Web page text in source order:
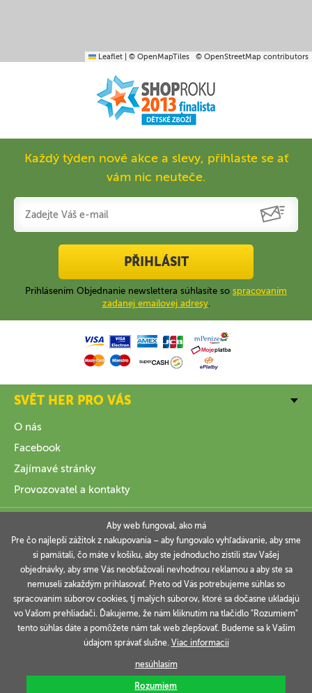
Leaflet © OpenMapTiles © OpenStreetMap contributors
Každý týden nové akce a slevy, přihlaste se ať
vám nic neuteče.
PŘIHLÁSIT
Prihlásením Objednanie newslettera súhlasíte so spracovaním
zadanej emailovej adresy.
SVĚT HER PRO VÁS
O nás
Facebook
Zajímavé stránky
Provozovatel a kontakty
INFORMACE
VAŠE OBJEDNÁVKY
Technicky zajišťujeSimplia.cz.
Aby web fungoval, ako má
Pre čo najlepší zážitok z nakupovania – aby fungovalo vyhľadávanie, aby sme
si pamätali, čo máte v košíku, aby ste jednoducho zistili stav Vašej
objednávky, aby sme Vás neobťažovali nevhodnou reklamou a aby ste sa
nemuseli zakaždým prihlasovať. Preto od Vás potrebujeme súhlas so
spracovaním súborov cookies, tj malých súborov, ktoré sa dočasne ukladajú
vo Vašom prehliadači. Ďakujeme, že nám kliknutím na tlačidlo "Rozumiem"
tento súhlas dáte a pomôžete nám tak web zlepšovať. Budeme sa k Vašim
údajom správať slušne. Viac informacií
nesúhlasím
Rozumiem